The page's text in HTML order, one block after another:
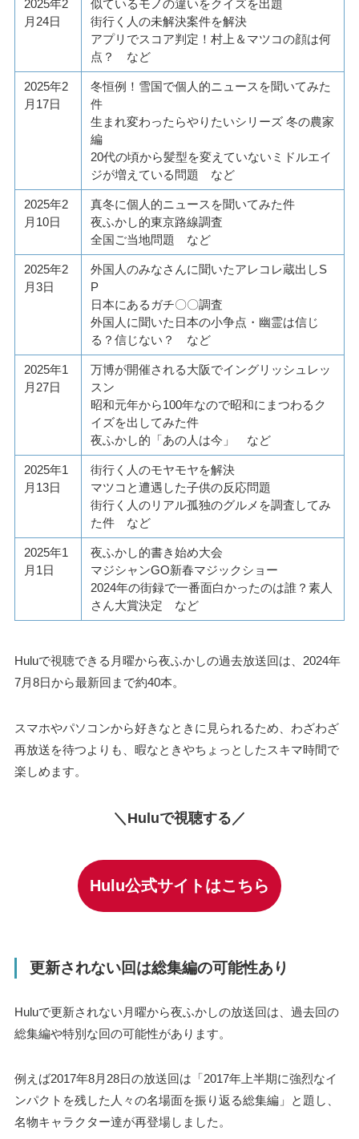
2025年2
月24日
似ているモノの違いをクイズを出題
街行く人の未解決案件を解決
アプリでスコア判定！村上＆マツコの顔は何
点？ など
2025年2
月17日
冬恒例！雪国で個人的ニュースを聞いてみた
件
生まれ変わったらやりたいシリーズ 冬の農家
編
20代の頃から髪型を変えていないミドルエイ
ジが増えている問題 など
2025年2
月10日
真冬に個人的ニュースを聞いてみた件
夜ふかし的東京路線調査
全国ご当地問題 など
2025年2
月3日
外国人のみなさんに聞いたアレコレ蔵出しS
P
日本にあるガチ〇〇調査
外国人に聞いた日本の小争点・幽霊は信じ
る？信じない？ など
2025年1
月27日
万博が開催される大阪でイングリッシュレッ
スン
昭和元年から100年なので昭和にまつわるク
イズを出してみた件
夜ふかし的「あの人は今」 など
2025年1
月13日
街行く人のモヤモヤを解決
マツコと遭遇した子供の反応問題
街行く人のリアル孤独のグルメを調査してみ
た件 など
2025年1
月1日
夜ふかし的書き始め大会
マジシャンGO新春マジックショー
2024年の街録で一番面白かったのは誰？素人
さん大賞決定 など
Huluで視聴できる月曜から夜ふかしの過去放送回は、2024年
7月8日から最新回まで約40本。
スマホやパソコンから好きなときに見られるため、わざわざ
再放送を待つよりも、暇なときやちょっとしたスキマ時間で
楽しめます。
＼Huluで視聴する／
Hulu公式サイトはこちら
更新されない回は総集編の可能性あり
Huluで更新されない月曜から夜ふかしの放送回は、過去回の
総集編や特別な回の可能性があります。
例えば2017年8月28日の放送回は「2017年上半期に強烈なイ
ンパクトを残した人々の名場面を振り返る総集編」と題し、
名物キャラクター達が再登場しました。